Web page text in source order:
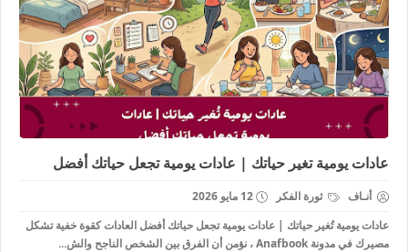
عادات يومية تغير حياتك | عادات يومية تجعل حياتك أفضل
أنـاف ثورة الفكر
12 مايو 2026
عادات يومية تُغير حياتك | عادات يومية تجعل حياتك أفضل العادات كقوة خفية تشكل
مصيرك في مدونة Anafbook ، نؤمن أن الفرق بين الشخص الناجح والش...